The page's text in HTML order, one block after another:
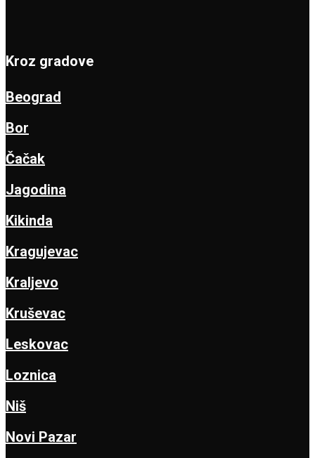
Kroz gradove
Beograd
Bor
Čačak
Jagodina
Kikinda
Kragujevac
Kraljevo
Kruševac
Leskovac
Loznica
Niš
Novi Pazar